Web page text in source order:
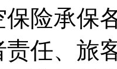
保险承保
责任、旅